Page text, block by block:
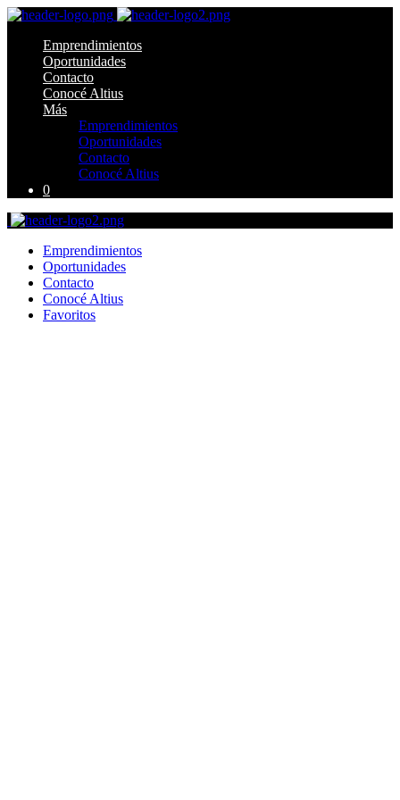
Emprendimientos
Oportunidades
Contacto
Conocé Altius
Más
Emprendimientos
Oportunidades
Contacto
Conocé Altius
0
Emprendimientos
Oportunidades
Contacto
Conocé Altius
Favoritos